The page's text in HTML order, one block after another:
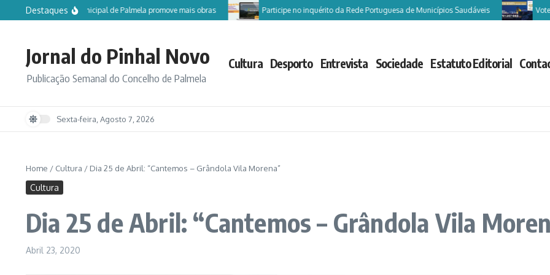
Ir para o conteúdo
Destaques
Câmara Municipal de Palmela promove mais obras Participe no inquérito da Rede Portuguesa de Municípios Saudáveis Vote
Jornal do Pinhal Novo
Publicação Semanal do Concelho de Palmela
Cultura Desporto Entrevista Sociedade Estatuto Editorial
Sexta-feira, Agosto 7, 2026
Home / Cultura / Dia 25 de Abril: “Cantemos – Grândola Vila Morena”
Cultura
Dia 25 de Abril: “Cantemos – Grândola Vila
Abril 23, 2020